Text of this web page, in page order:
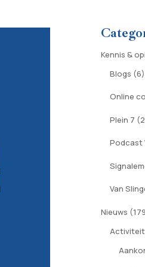
Kennis &
Blogs (6)
Online
Plein 7
Podcast
Van
Nieuws